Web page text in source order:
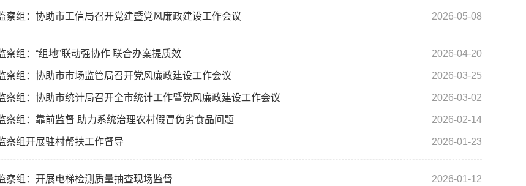
察组：协助市工信局召开党建暨党风廉政建设工作会议 2026-05-08
察组：“组地”联动强协作 联合办案提质效 2026-04-20
察组：协助市市场监管局召开党风廉政建设工作会议 2026-03-25
察组：协助市统计局召开全市统计工作暨党风廉政建设工作会议 2026-03-02
察组：靠前监督 助力系统治理农村假冒伪劣食品问题 2026-02-14
察组开展驻村帮扶工作督导 2026-01-23
察组：开展电梯检测质量抽查现场监督 2026-01-12